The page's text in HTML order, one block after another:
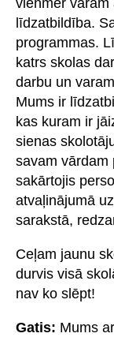
vienmēr varam
līdzatbildība.
programmas.
katrs skolas
darbu un
Mums ir
kas kuram ir
sienas
savam vārdam
sakārtojis
atvaļinājumā
sarakstā,
Ceļam jaunu
durvis visā
nav ko slēpt!
Gatis: Mums